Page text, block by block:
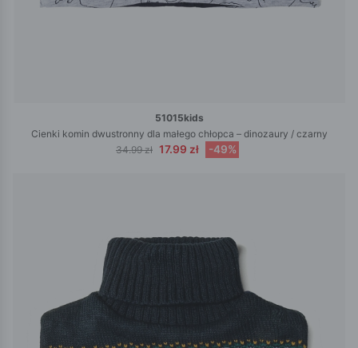
51015kids
Cienki komin dwustronny dla małego chłopca – dinozaury / czarny
34.99 zł 17.99 zł -49%